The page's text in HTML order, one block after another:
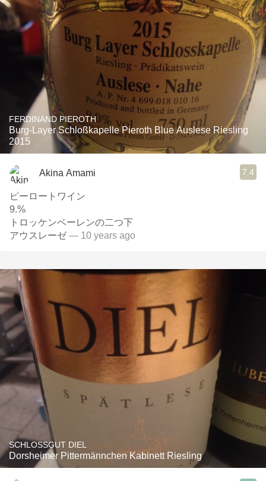
FERDINAND PIEROTH
Burg-Layer Schloßkapelle Pieroth Blue Auslese Riesling
2015
Akina Amami 7.4
ピーロートワイン
9.%
トロッケンベーレンの二つ下
アウスレーゼ — 10 years ago
SCHLOSSGUT DIEL
Dorsheimer Pittermännchen Kabinett Riesling